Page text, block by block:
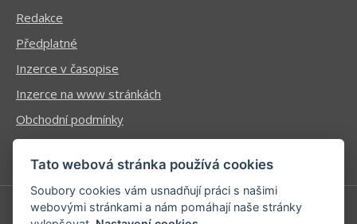
Redakce
Předplatné
Inzerce v časopise
Inzerce na www stránkách
Obchodní podmínky
Ochrana osobních údajů
Tato webová stránka používá cookies
Soubory cookies vám usnadňují práci s našimi
webovými stránkami a nám pomáhají naše stránky